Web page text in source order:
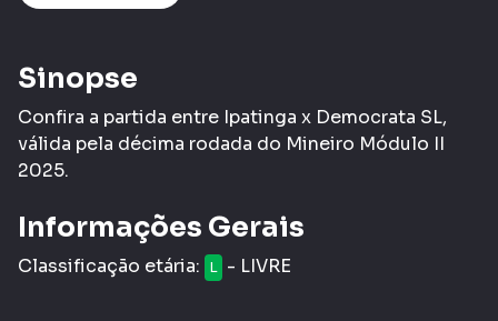
Sinopse
Confira a partida entre Ipatinga x Democrata SL,
válida pela décima rodada do Mineiro Módulo II
2025.
Informações Gerais
Classificação etária: L - LIVRE